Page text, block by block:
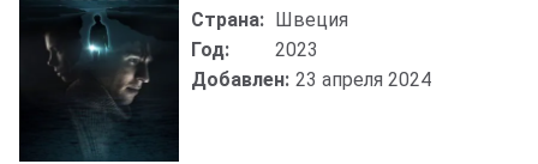
Страна: Швеция
Год:
2023
Добавлен: 23 апреля 2024